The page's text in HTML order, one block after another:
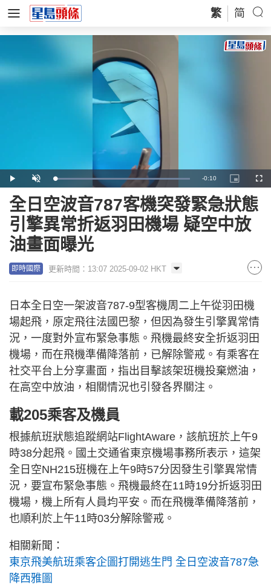
繁 简
Play Unmute Loaded:
100.00%
Remaining
Time
-0:10
Picture-
in-
全日空波音787客機突發緊急狀態
引擎異常折返羽田機場 疑空中放
油畫面曝光
即時國際 更新時間：13:07 2025-09-02 HKT
日本全日空一架波音787-9型客機周二上午從羽田機
場起飛，原定飛往法國巴黎，但因為發生引擎異常情
況，一度對外宣布緊急事態。飛機最終安全折返羽田
機場，而在飛機準備降落前，已解除警戒。有乘客在
社交平台上分享畫面，指出目擊該架班機投棄燃油，
在高空中放油，相關情況也引發各界關注。
載205乘客及機員
根據航班狀態追蹤網站FlightAware，該航班於上午9
時38分起飛。國土交通省東京機場事務所表示，這架
全日空NH215班機在上午9時57分因發生引擎異常情
況，要宣布緊急事態。飛機最終在11時19分折返羽田
機場，機上所有人員均平安。而在飛機準備降落前，
也順利於上午11時03分解除警戒。
相關新聞：
東京飛美航班乘客企圖打開逃生門 全日空波音787急
降西雅圖